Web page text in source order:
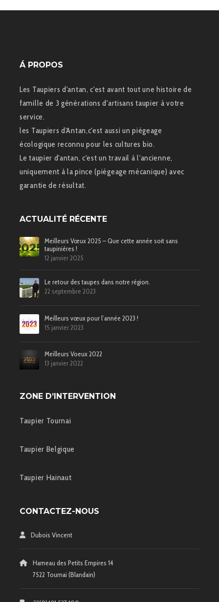
Á PROPOS
Les Taupiers d'antan, c'est avant tout une histoire de
famille de 3 générations d'artisans taupier à votre
service.
les Taupiers d'Antan,c'est aussi un piégeage
écologique reconnu pour les cultures bio.
Le taupier d'antan, c'est un travail à l'ancienne,
uniquement à la pince (piégeage mécanique) avec
garantie de résultat.
ACTUALITÉ RÉCENTE
Meilleurs Vœux 2025 – Que cette année soit sans
taupinières !
12 janvier 2025
Le retour des taupes dans notre région.
22 septembre 2023
Meilleurs vœux pour l’année 2023 !
15 janvier 2023
Meilleurs Voeux 2022
13 janvier 2022
ZONE D’INTERVENTION
Taupier Tournai
Taupier Belgique
Taupier Hainaut
CONTACTEZ-NOUS
Dubois Vincent
Hameau des Petits Empires 14
7522 Tournai (Blandain)